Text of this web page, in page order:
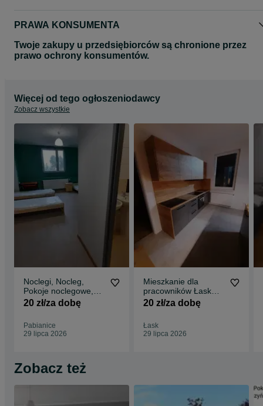
PRAWA KONSUMENTA
Twoje zakupy u przedsiębiorców są chronione przez
prawo ochrony konsumentów.
Więcej od tego ogłoszeniodawcy
Zobacz wszystkie
Noclegi, Nocleg,
Pokoje noclegowe,
Hostel krótkie terminy
20 zł/za dobę
Pabianice
29 lipca 2026
Mieszkanie dla
pracowników Łask
Kwatery pracownicze,
20 zł/za dobę
Łask
29 lipca 2026
Zobacz też